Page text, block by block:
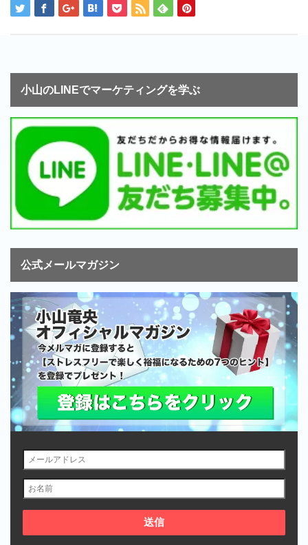
小山のLINEでマーケティングを学ぶ
公式メールマガジン